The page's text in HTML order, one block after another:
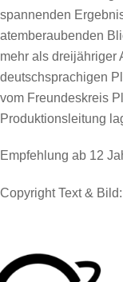
spannenden
atemberaubenden
mehr als dreijähriger
deutschsprachigen
vom Freundeskreis
Produktionsleitung
Empfehlung ab 12
Copyright Text & Bild: